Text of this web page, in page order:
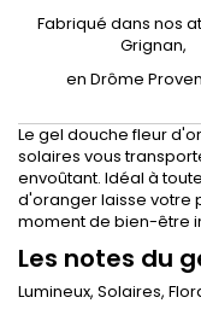
Fabriqué dans nos
Grignan,
en Drôme
Le gel douche fleur
solaires vous
envoûtant. Idéal à
d'oranger laisse votre
moment de bien-être
Les notes du
Lumineux, Solaires,